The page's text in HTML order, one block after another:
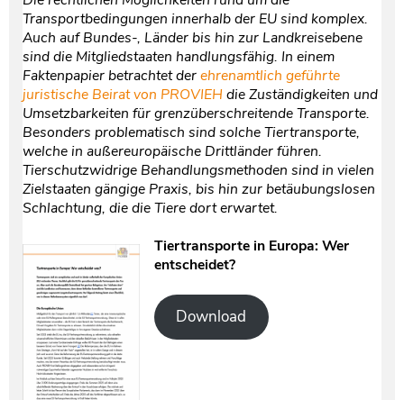
Transportbedingungen innerhalb der EU sind komplex.
Auch auf Bundes-, Länder bis hin zur Landkreisebene
sind die Mitgliedstaaten handlungsfähig. In einem
Faktenpapier betrachtet derehrenamtlich geführte
juristische Beirat von PROVIEHdie Zuständigkeiten und
Umsetzbarkeiten für grenzüberschreitende Transporte.
Besonders problematisch sind solche Tiertransporte,
welche in außereuropäische Drittländer führen.
Tierschutzwidrige Behandlungsmethoden sind in vielen
Zielstaaten gängige Praxis, bis hin zur betäubungslosen
Schlachtung, die die Tiere dort erwartet.
Tiertransporte in Europa: Wer
entscheidet?
Download